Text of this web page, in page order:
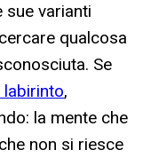
sue varianti
qualcosa
Se
labirinto,
la mente che
non si riesce